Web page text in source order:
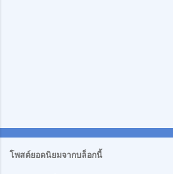
โพสต์ยอดนิยมจากบล็อกนี้